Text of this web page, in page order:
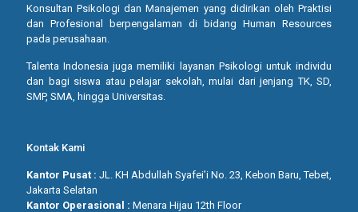
Konsultan Psikologi dan Manajemen yang didirikan oleh Praktisi
dan Profesional berpengalaman di bidang Human Resources
pada perusahaan.
Talenta Indonesia juga memiliki layanan Psikologi untuk individu
dan bagi siswa atau pelajar sekolah, mulai dari jenjang TK, SD,
SMP, SMA, hingga Universitas.
Kontak Kami
Kantor Pusat : JL. KH Abdullah Syafei’i No. 23, Kebon Baru, Tebet,
Jakarta Selatan
Kantor Operasional : Menara Hijau 12th Floor